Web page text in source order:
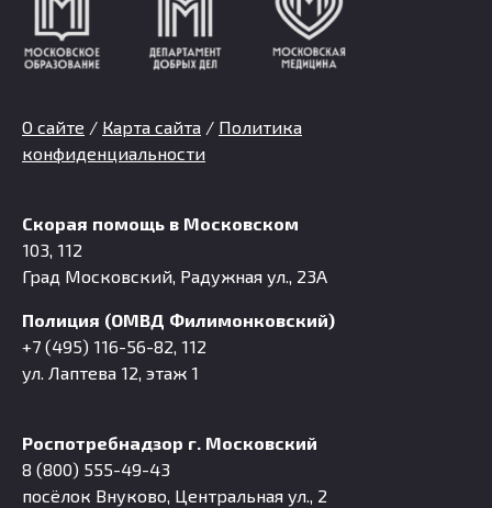
О сайте / Карта сайта / Политика
конфиденциальности
Скорая помощь в Московском
103, 112
Град Московский, Радужная ул., 23А
Полиция (ОМВД Филимонковский)
+7 (495) 116-56-82, 112
ул. Лаптева 12, этаж 1
Роспотребнадзор г. Московский
8 (800) 555-49-43
посёлок Внуково, Центральная ул., 2